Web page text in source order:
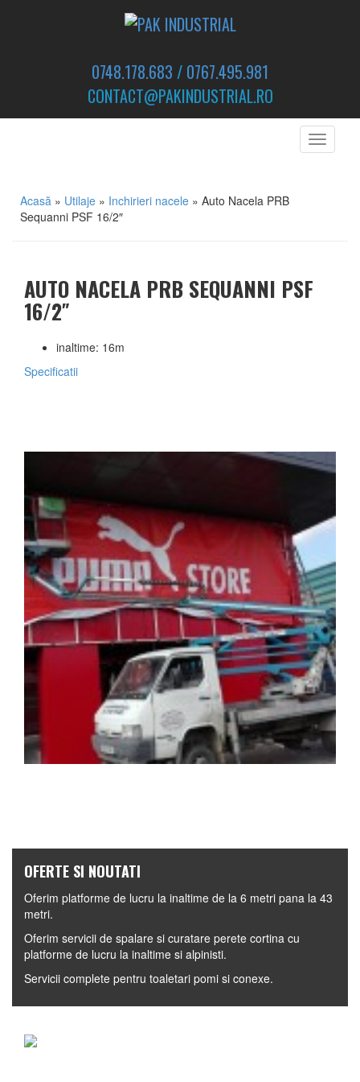
0748.178.683 / 0767.495.981
CONTACT@PAKINDUSTRIAL.RO
Toggle
Acasă » Utilaje » Inchirieri nacele » Auto Nacela PRB
Sequanni PSF 16/2″
AUTO NACELA PRB SEQUANNI PSF
16/2″
inaltime: 16m
Specificatii
OFERTE SI NOUTATI
Oferim platforme de lucru la inaltime de la 6 metri pana la 43
metri.
Oferim servicii de spalare si curatare perete cortina cu
platforme de lucru la inaltime si alpinisti.
Servicii complete pentru toaletari pomi si conexe.